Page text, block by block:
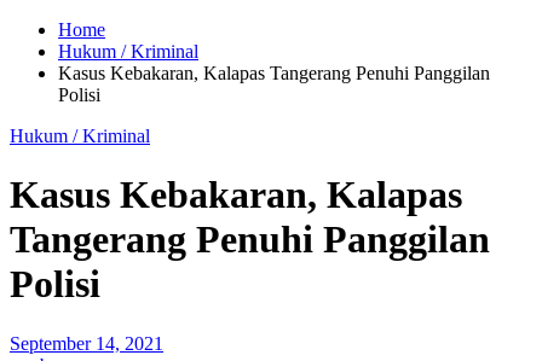
Home
Hukum / Kriminal
Kasus Kebakaran, Kalapas Tangerang Penuhi Panggilan
Polisi
Hukum / Kriminal
Kasus Kebakaran, Kalapas
Tangerang Penuhi Panggilan
Polisi
September 14, 2021